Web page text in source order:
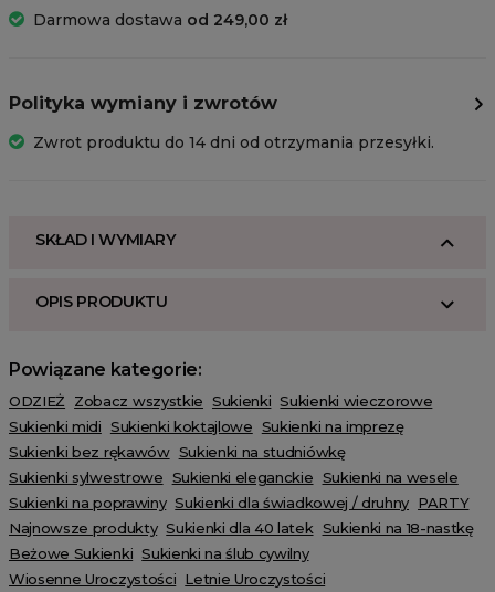
Darmowa dostawa od 249,00 zł
Polityka wymiany i zwrotów
Zwrot produktu do 14 dni od otrzymania przesyłki.
SKŁAD I WYMIARY
OPIS PRODUKTU
Powiązane kategorie:
ODZIEŻ Zobacz wszystkie Sukienki Sukienki wieczorowe
Sukienki midi Sukienki koktajlowe Sukienki na imprezę
Sukienki bez rękawów Sukienki na studniówkę
Sukienki sylwestrowe Sukienki eleganckie Sukienki na wesele
Sukienki na poprawiny Sukienki dla świadkowej / druhny PARTY
Najnowsze produkty Sukienki dla 40 latek Sukienki na 18-nastkę
Beżowe Sukienki Sukienki na ślub cywilny
Wiosenne Uroczystości Letnie Uroczystości